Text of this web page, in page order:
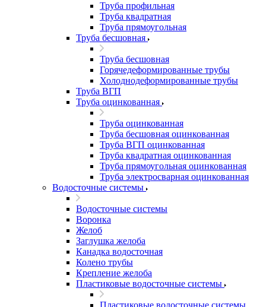
Труба профильная
Труба квадратная
Труба прямоугольная
Труба бесшовная
Труба бесшовная
Горячедеформированные трубы
Холоднодеформированные трубы
Труба ВГП
Труба оцинкованная
Труба оцинкованная
Труба бесшовная оцинкованная
Труба ВГП оцинкованная
Труба квадратная оцинкованная
Труба прямоугольная оцинкованная
Труба электросварная оцинкованная
Водосточные системы
Водосточные системы
Воронка
Желоб
Заглушка желоба
Канадка водосточная
Колено трубы
Крепление желоба
Пластиковые водосточные системы
Пластиковые водосточные системы